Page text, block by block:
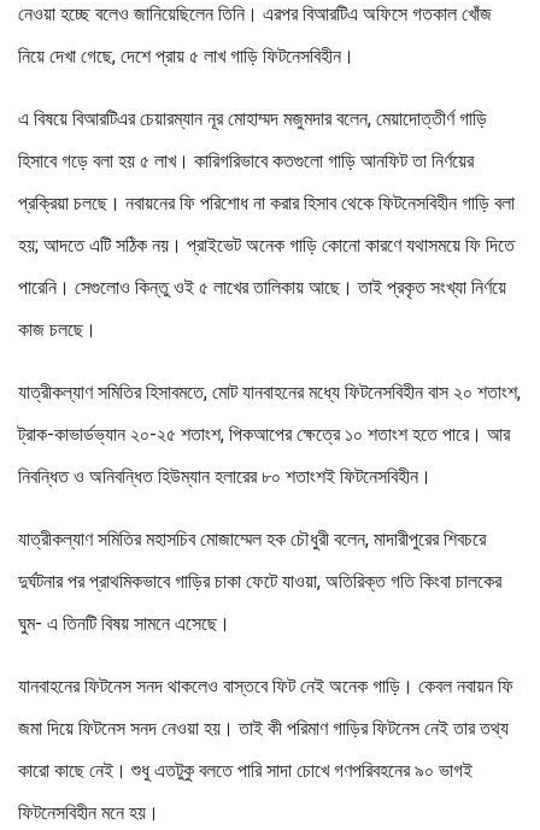
নেওয়া হচ্ছে বলেও জানিয়েছিলেন তিনি। এরপর বিআরটিএ অফিসে গতকাল খোঁজ
নিয়ে দেখা গেছে, দেশে প্রায় ৫ লাখ গাড়ি ফিটনেসবিহীন।
এ বিষয়ে বিআরটিএর চেয়ারম্যান নূর মোহাম্মদ মজুমদার বলেন, মেয়াদোত্তীর্ণ গাড়ি
হিসাবে গড়ে বলা হয় ৫ লাখ। কারিগরিভাবে কতগুলো গাড়ি আনফিট তা নির্ণয়ের
প্রক্রিয়া চলছে। নবায়নের ফি পরিশোধ না করার হিসাব থেকে ফিটনেসবিহীন গাড়ি বলা
হয়; আদতে এটি সঠিক নয়। প্রাইভেট অনেক গাড়ি কোনো কারণে যথাসময়ে ফি দিতে
পারেনি। সেগুলোও কিন্তু ওই ৫ লাখের তালিকায় আছে। তাই প্রকৃত সংখ্যা নির্ণয়ে
কাজ চলছে।
যাত্রীকল্যাণ সমিতির হিসাবমতে, মোট যানবাহনের মধ্যে ফিটনেসবিহীন বাস ২০ শতাংশ,
ট্রাক-কাভার্ডভ্যান ২০-২৫ শতাংশ, পিকআপের ক্ষেত্রে ১০ শতাংশ হতে পারে। আর
নিবন্ধিত ও অনিবন্ধিত হিউম্যান হলারের ৮০ শতাংশই ফিটনেসবিহীন।
যাত্রীকল্যাণ সমিতির মহাসচিব মোজাম্মেল হক চৌধুরী বলেন, মাদারীপুরের শিবচরে
দুর্ঘটনার পর প্রাথমিকভাবে গাড়ির চাকা ফেটে যাওয়া, অতিরিক্ত গতি কিংবা চালকের
ঘুম- এ তিনটি বিষয় সামনে এসেছে।
যানবাহনের ফিটনেস সনদ থাকলেও বাস্তবে ফিট নেই অনেক গাড়ি। কেবল নবায়ন ফি
জমা দিয়ে ফিটনেস সনদ নেওয়া হয়। তাই কী পরিমাণ গাড়ির ফিটনেস নেই তার তথ্য
কারো কাছে নেই। শুধু এতটুকু বলতে পারি সাদা চোখে গণপরিবহনের ৯০ ভাগই
ফিটনেসবিহীন মনে হয়।